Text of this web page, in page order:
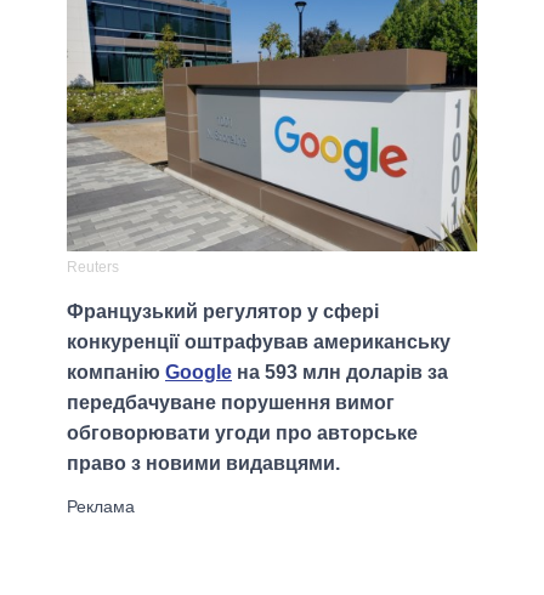
Reuters
Французький регулятор у сфері
конкуренції оштрафував американську
компанію Google на 593 млн доларів за
передбачуване порушення вимог
обговорювати угоди про авторське
право з новими видавцями.